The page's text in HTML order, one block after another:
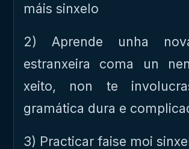
máis sinxelo
2) Aprende unha
estranxeira coma un
xeito, non te
gramática dura e
3) Practicar faise moi